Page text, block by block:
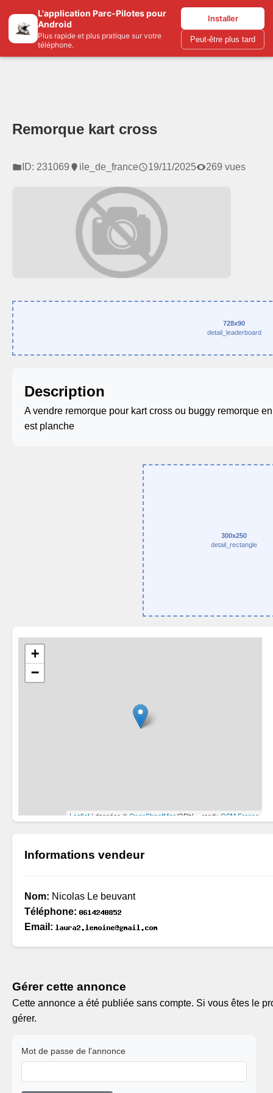
L'application Parc-Pilotes pour
Android
Plus rapide et plus pratique sur votre
téléphone.
Installer
Peut-être plus tard
Parc-pilotes.com
Remorque kart cross
ID: 231069 ile_de_france 19/11/2025 269 vues
728x90
detail_leaderboard
Description
A vendre remorque pour kart cross ou buggy remorque
est planche
300x250
detail_rectangle
Informations vendeur
Nom: Nicolas Le beuvant
Téléphone:
Email:
Gérer cette annonce
Cette annonce a été publiée sans compte. Si vous êtes le
gérer.
Mot de passe de l'annonce